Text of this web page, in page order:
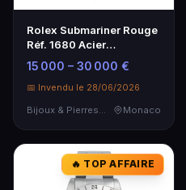
Rolex Submariner Rouge
Réf. 1680 Acier
Inoxydable - Montre de
Plongée Rare
15 000 – 30 000 €
📅 Invendu le 28/06/2026
Monaco
🔥 TOP AFFAIRE